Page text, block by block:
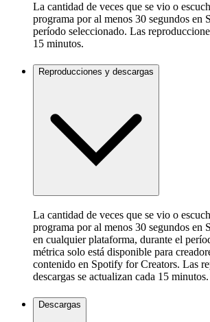
La cantidad de veces que se vio o
programa por al menos 30 segundos en
período seleccionado. Las
15 minutos.
Reproducciones y descargas
La cantidad de veces que se vio o
programa por al menos 30 segundos en
en cualquier plataforma, durante el
métrica solo está disponible para
contenido en Spotify for Creators. Las
descargas se actualizan cada 15 minutos.
Descargas